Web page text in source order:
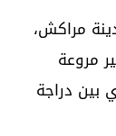
مراكش،
حادثة سير مروعة
بين دراجة